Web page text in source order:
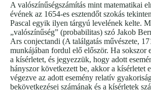
A valószínűségszámítás mint matematikai
évének az 1654-es esztendőt szokás
Pascal egyik ilyen tárgyú levelének kelte.
„valószínűség” (probabilitas) szó Jakob
Ars conjectandi (A találgatás művészete,
munkájában fordul elő először. Ha sokszor
a kísérletet, és jegyezzük, hogy adott
hányszor következett be, akkor a kísérletet
végezve az adott esemény relatív
bekövetkezései számának és a kísérletek